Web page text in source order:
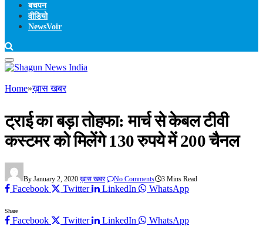
बचपन
वीडियो
NewsVoir
Home»ख़ास खबर
ट्राई का बड़ा तोहफा: मार्च से केबल टीवी
कस्टमर को मिलेंगे 130 रुपये में 200 चैनल
By January 2, 2020 ख़ास खबर No Comments 3 Mins Read
Facebook Twitter LinkedIn WhatsApp
Share
Facebook Twitter LinkedIn WhatsApp